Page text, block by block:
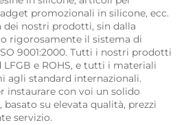
promozionali in silicone, ecc.
dei nostri prodotti, sin dalla
rigorosamente il sistema di
9001:2000. Tutti i nostri prodotti
e ROHS, e tutti i materiali
agli standard internazionali.
instaurare con voi un solido
su elevata qualità, prezzi
servizio.